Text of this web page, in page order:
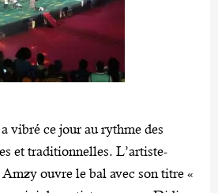
vibré ce jour au rythme des
et traditionnelles. L’artiste-
ouvre le bal avec son titre «